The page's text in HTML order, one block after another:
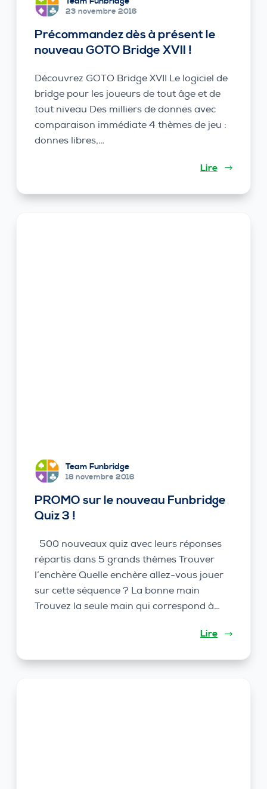
23 novembre 2016
Précommandez dès à présent le
nouveau GOTO Bridge XVII !
Découvrez GOTO Bridge XVII Le logiciel de
bridge pour les joueurs de tout âge et de
tout niveau Des milliers de donnes avec
comparaison immédiate 4 thèmes de jeu :
donnes libres,…
Lire
Team Funbridge
18 novembre 2016
PROMO sur le nouveau Funbridge
Quiz 3 !
500 nouveaux quiz avec leurs réponses
répartis dans 5 grands thèmes Trouver
l’enchère Quelle enchère allez-vous jouer
sur cette séquence ? La bonne main
Trouvez la seule main qui correspond à…
Lire